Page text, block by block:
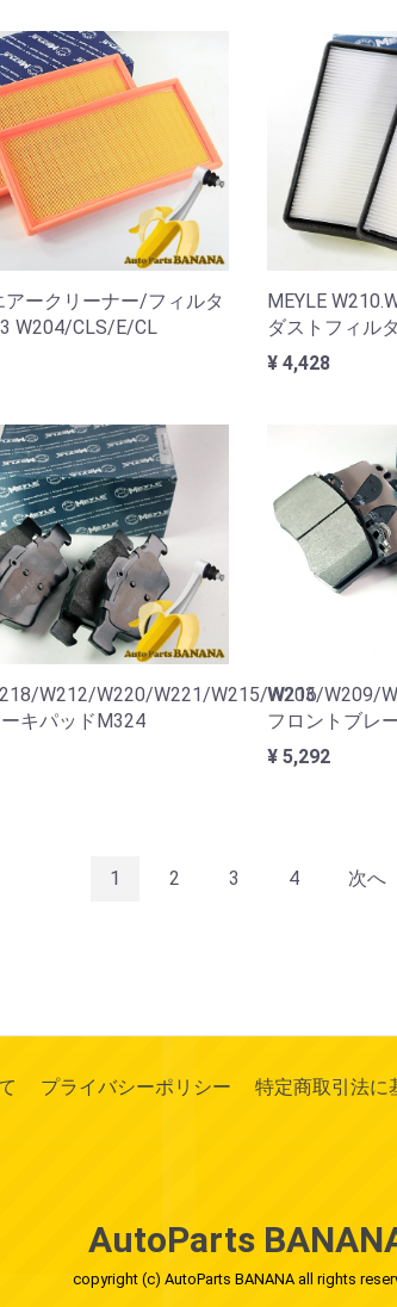
アークリーナー/フィルタ
W204/CLS/E/CL
MEYLE
ダストフィル
¥ 4,428
W212/W220/W221/W215/W216
キパッドM324
W203/W209/
フロントブレ
¥ 5,292
1 2 3 4 次へ
プライバシーポリシー 特定商取引法に
AutoParts
copyright (c) AutoParts BANANA all rights